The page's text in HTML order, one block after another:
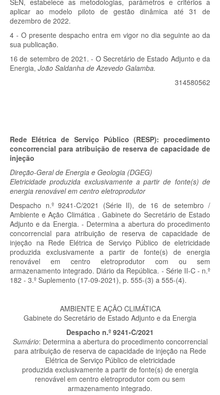
SEN, estabelece as metodologias, parâmetros e critérios a
aplicar ao modelo piloto de gestão dinâmica até 31 de
dezembro de 2022.
4 - O presente despacho entra em vigor no dia seguinte ao da
sua publicação.
16 de setembro de 2021. - O Secretário de Estado Adjunto e da
Energia, João Saldanha de Azevedo Galamba.
314580562
Rede Elétrica de Serviço Público (RESP): procedimento
concorrencial para atribuição de reserva de capacidade de
injeção
Direção-Geral de Energia e Geologia (DGEG)
Eletricidade produzida exclusivamente a partir de fonte(s) de
energia renovável em centro eletroprodutor
Despacho n.º 9241-C/2021 (Série II), de 16 de setembro /
Ambiente e Ação Climática . Gabinete do Secretário de Estado
Adjunto e da Energia. - Determina a abertura do procedimento
concorrencial para atribuição de reserva de capacidade de
injeção na Rede Elétrica de Serviço Público de eletricidade
produzida exclusivamente a partir de fonte(s) de energia
renovável em centro eletroprodutor com ou sem
armazenamento integrado. Diário da República. - Série II-C - n.º
182 - 3.º Suplemento (17-09-2021), p. 555-(3) a 555-(4).
AMBIENTE E AÇÃO CLIMÁTICA
Gabinete do Secretário de Estado Adjunto e da Energia
Despacho n.º 9241-C/2021
Sumário: Determina a abertura do procedimento concorrencial
para atribuição de reserva de capacidade de injeção na Rede
Elétrica de Serviço Público de eletricidade
produzida exclusivamente a partir de fonte(s) de energia
renovável em centro eletroprodutor com ou sem
armazenamento integrado.